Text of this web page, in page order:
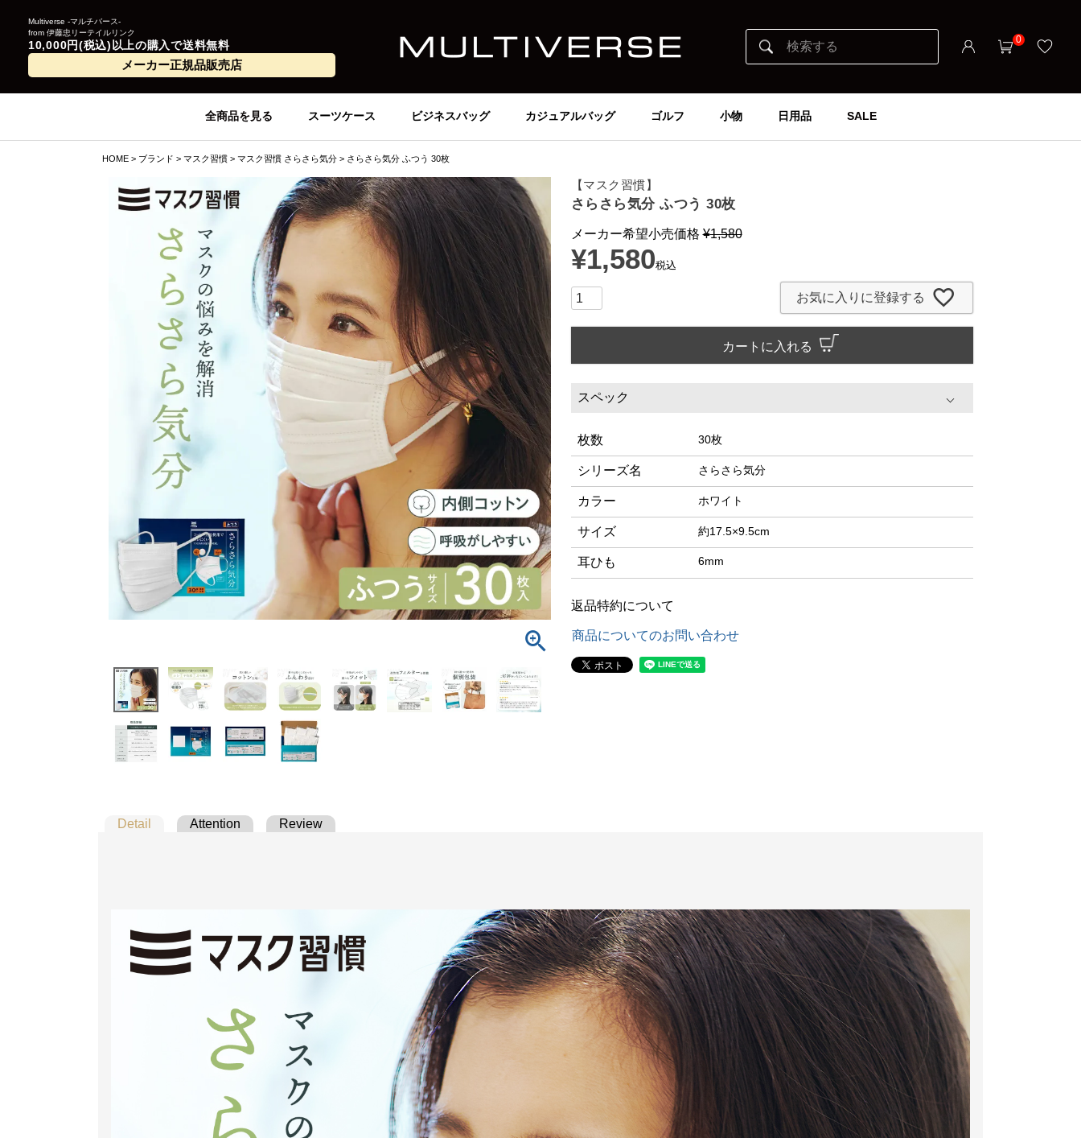
Multiverse -マルチバース-
from 伊藤忠リーテイルリンク
10,000円(税込)以上の購入で送料無料
メーカー正規品販売店
0
全商品を見る スーツケース ビジネスバッグ カジュアルバッグ ゴルフ 小物 日用品 SALE
HOME ブランド マスク習慣 マスク習慣 さらさら気分 さらさら気分 ふつう 30枚
【マスク習慣】
さらさら気分 ふつう 30枚
メーカー希望小売価格 ¥1,580
¥1,580税込
お気に入りに登録する
カートに入れる
スペック
枚数 30枚
シリーズ名 さらさら気分
カラー ホワイト
サイズ 約17.5×9.5cm
耳ひも 6mm
返品特約について
商品についてのお問い合わせ
Detail Attention Review